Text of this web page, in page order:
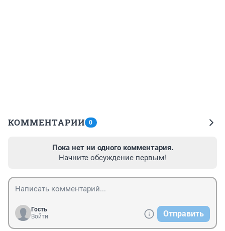
КОММЕНТАРИИ 0
Пока нет ни одного комментария.
Начните обсуждение первым!
Гость
Войти
Отправить